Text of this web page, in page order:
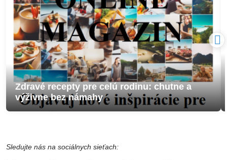
Zdravé recepty pre celú rodinu: chutne a
výživne bez námahy
Sledujte nás na sociálnych sieťach: